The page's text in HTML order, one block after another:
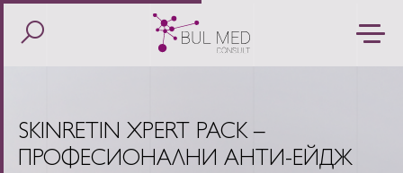
SKINRETIN XPERT PACK –
ПРОФЕСИОНАЛНИ АНТИ-ЕЙДЖ